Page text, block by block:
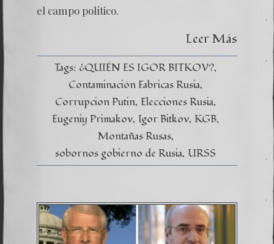
el campo político.
Leer Más
Tags: ¿QUIÉN ES IGOR BITKOV?
Contaminación Fabricas Rusia
Corrupcion Putin Elecciones Rusia
Eugeniy Primakov Igor Bitkov KGB
Montañas Rusas
sobornos gobierno de Rusia URSS